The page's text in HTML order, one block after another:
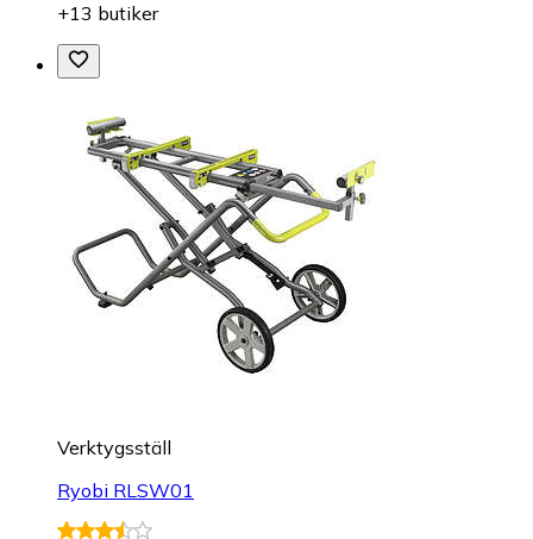
+13 butiker
Verktygsställ
Ryobi RLSW01